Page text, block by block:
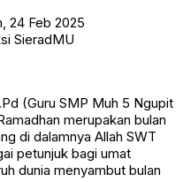
24 Feb 2025
SieradMU
(Guru SMP Muh 5 Ngupit
merupakan bulan
di dalamnya Allah SWT
petunjuk bagi umat
dunia menyambut bulan